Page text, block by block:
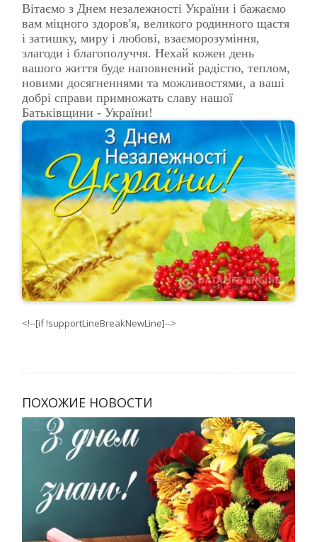
Вітаємо з Днем незалежності України і бажаємо
вам міцного здоров'я, великого родинного щастя
і затишку, миру і любові, взаєморозуміння,
злагоди і благополуччя. Нехай кожен день
вашого життя буде наповнений радістю, теплом,
новими досягненнями та можливостями, а ваші
добрі справи примножать славу нашої
Батьківщини - України!
<!--[if !supportLineBreakNewLine]-->
ПОХОЖИЕ НОВОСТИ